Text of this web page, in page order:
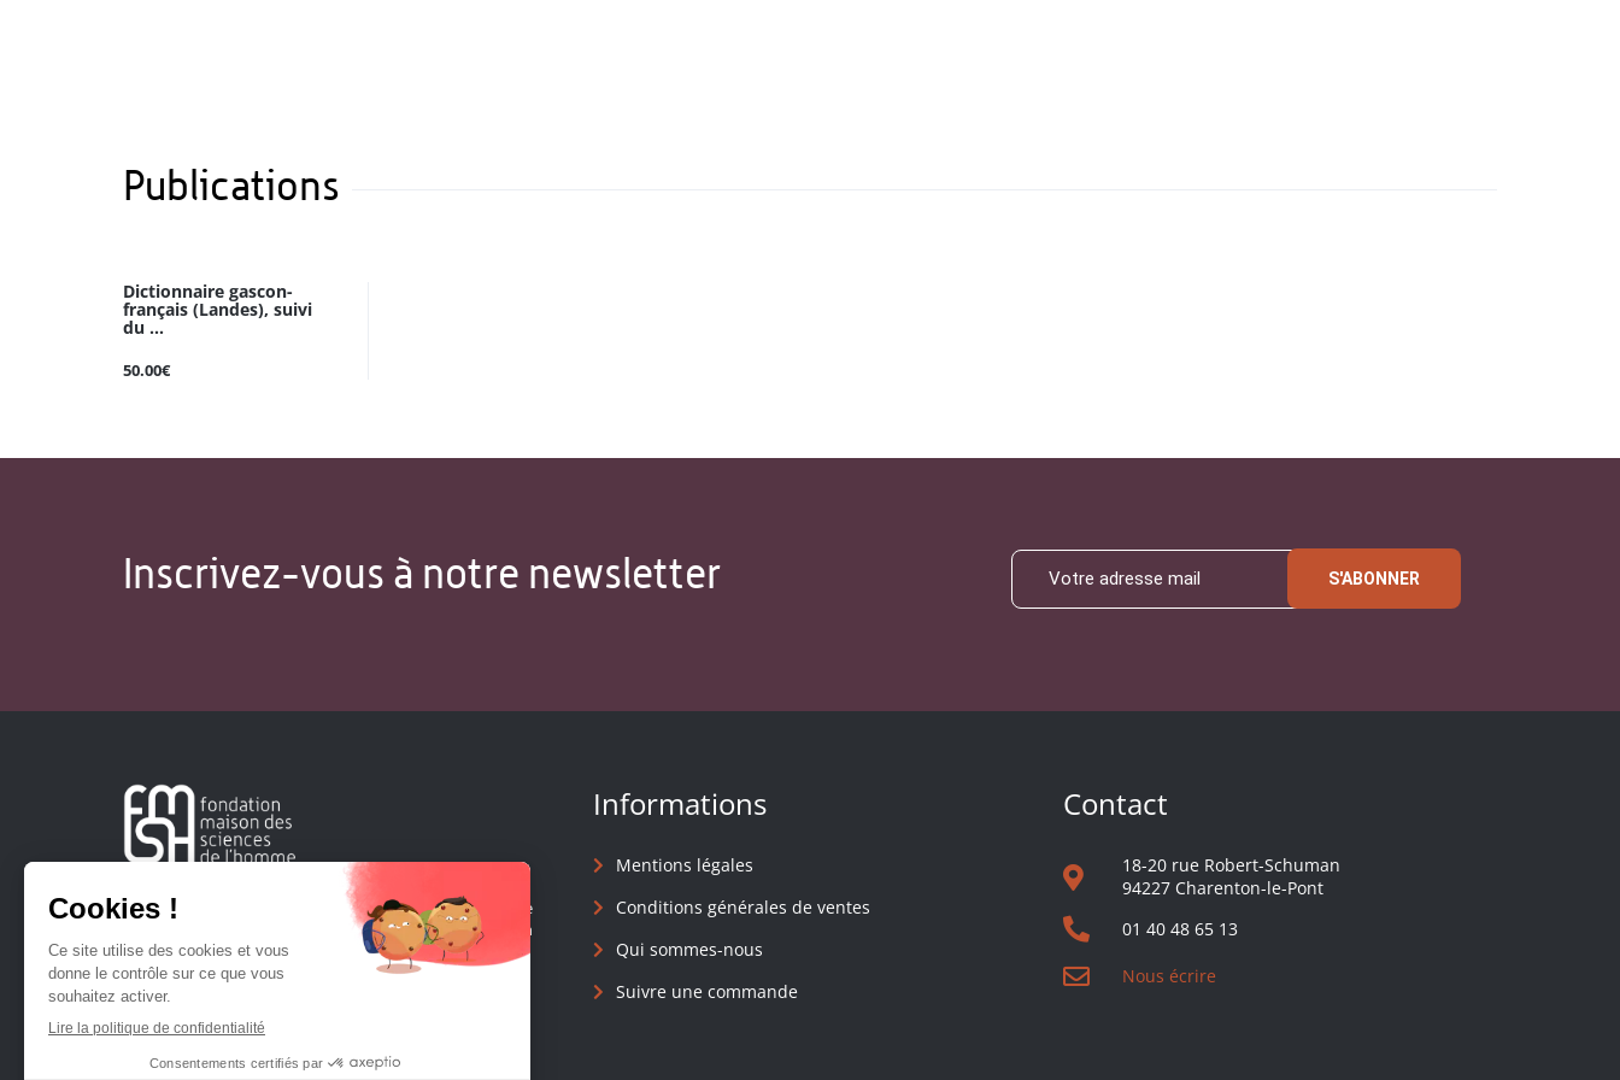
Publications
Dictionnaire gascon-
français (Landes), suivi
du ...
50.00€
Inscrivez-vous à notre newsletter S'ABONNER
Créée en 1963, la Fondation Maison Sciences de l'Homme
soutient la recherche et la diffusion des connaissances en
sciences humaines et sociales.
Informations
Mentions légales
Conditions générales de ventes
Qui sommes-nous
Suivre une commande
Contact
18-20 rue Robert-Schuman
94227 Charenton-le-Pont
01 40 48 65 13
Nous écrire